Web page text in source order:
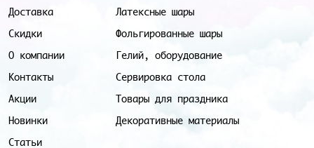
Доставка
Скидки
О компании
Контакты
Акции
Новинки
Статьи
Латексные шары
Фольгированные шары
Гелий, оборудование
Сервировка стола
Товары для праздника
Декоративные материалы